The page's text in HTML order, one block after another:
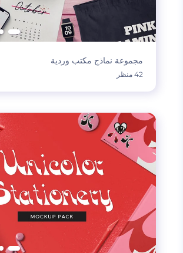
مجموعة نماذج مكتب وردية
42 منظر